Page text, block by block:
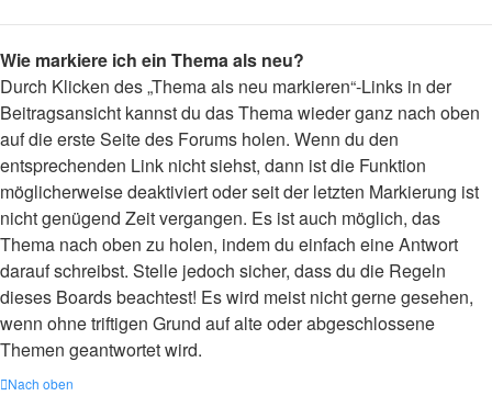
Wie markiere ich ein Thema als neu?
Durch Klicken des „Thema als neu markieren“-Links in der
Beitragsansicht kannst du das Thema wieder ganz nach oben
auf die erste Seite des Forums holen. Wenn du den
entsprechenden Link nicht siehst, dann ist die Funktion
möglicherweise deaktiviert oder seit der letzten Markierung ist
nicht genügend Zeit vergangen. Es ist auch möglich, das
Thema nach oben zu holen, indem du einfach eine Antwort
darauf schreibst. Stelle jedoch sicher, dass du die Regeln
dieses Boards beachtest! Es wird meist nicht gerne gesehen,
wenn ohne triftigen Grund auf alte oder abgeschlossene
Themen geantwortet wird.
Nach oben